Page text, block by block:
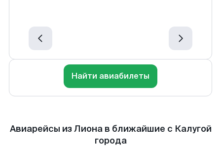
Найти авиабилеты
Авиарейсы из Лиона в ближайшие с Калугой
города